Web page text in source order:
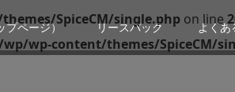
プページ） リースバック よくあ
SpiceCM/single.php on line
wp-content/themes/SpiceCM/